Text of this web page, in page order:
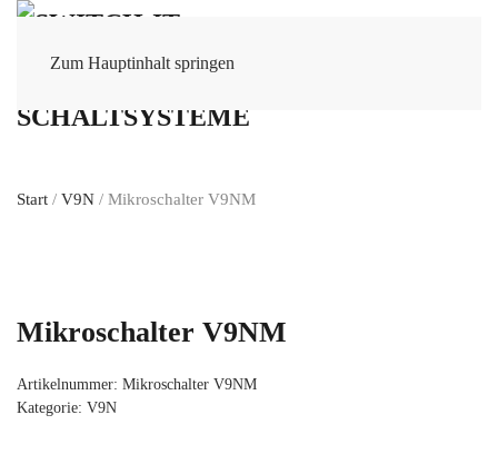
Zum Hauptinhalt springen
Start / V9N / Mikroschalter V9NM
Mikroschalter V9NM
Artikelnummer: Mikroschalter V9NM
Kategorie: V9N